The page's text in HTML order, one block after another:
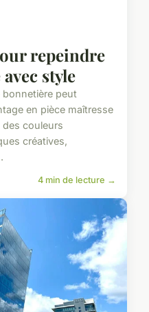
repeindre
style
bonnetière peut
en pièce maîtresse
des couleurs
créatives,
4 min de lecture →